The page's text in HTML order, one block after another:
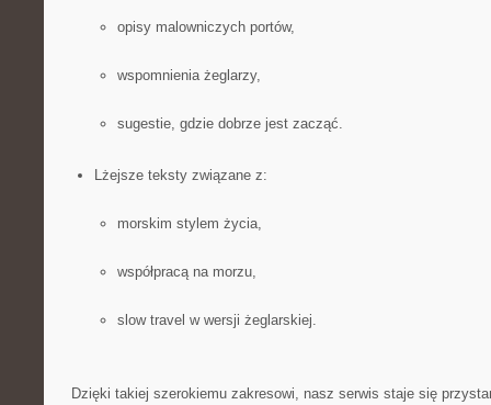
opisy malowniczych portów,
wspomnienia żeglarzy,
sugestie, gdzie dobrze jest zacząć.
Lżejsze teksty związane z:
morskim stylem życia,
współpracą na morzu,
slow travel w wersji żeglarskiej.
Dzięki takiej szerokiemu zakresowi, nasz serwis staje się